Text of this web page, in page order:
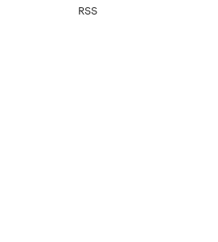
RSS